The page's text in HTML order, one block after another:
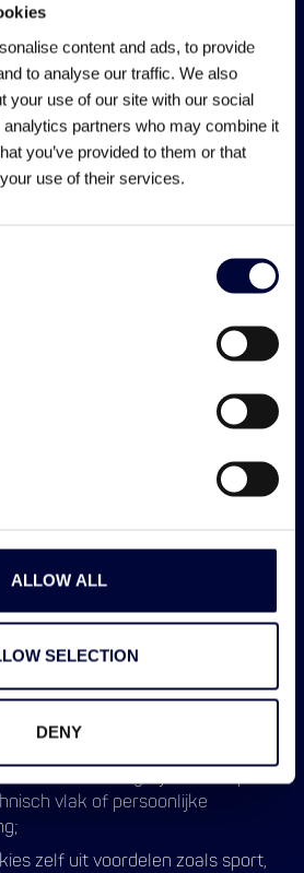
content and ads, to provide
to analyse our traffic. We also
your use of our site with our social
partners who may combine it
you’ve provided to them or that
use of their services.
ALLOW ALL
SELECTION
DENY
Engineering;
CAD-pakketten zoals SolidWorks,
NX;
inzicht en probleemoplossend
maat:
dienstverband binnen één jaar bij
leaseauto of een vergoeding van
vlak of persoonlijke
zelf uit voordelen zoals sport,